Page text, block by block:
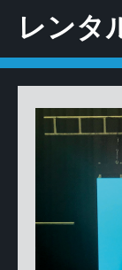
レンタ